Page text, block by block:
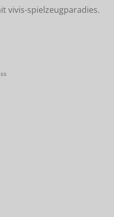
vivis-spielzeugparadies.